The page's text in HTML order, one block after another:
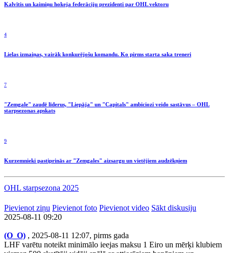
Kalvītis un kaimiņu hokeja federāciju prezidenti par OHL vektoru
4
Lielas izmaiņas, vairāk konkurējošu komandu. Ko pirms starta saka treneri
7
"Zemgale" zaudē līderus, "Liepāja" un "Capitals" ambiciozi veido sastāvus – OHL
starpsezonas apskats
9
Kurzemnieki pastiprinās ar "Zemgales" aizsargu un vietējiem audzēkņiem
OHL starpsezona 2025
Pievienot ziņu Pievienot foto Pievienot video Sākt diskusiju
2025-08-11 09:20
(O_O) , 2025-08-11 12:07, pirms gada
LHF varētu noteikt minimālo ieejas maksu 1 Eiro un mērķi klubiem